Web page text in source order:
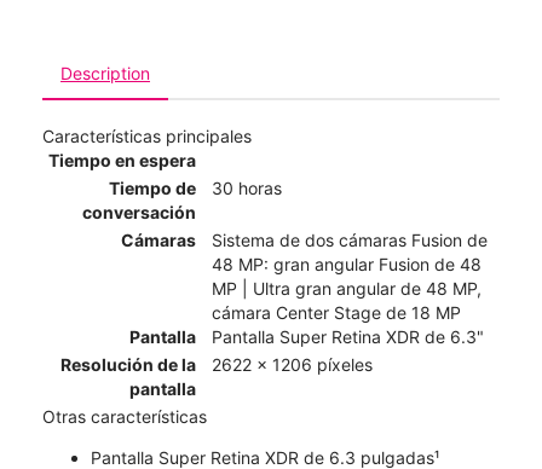
Description
Características principales
Tiempo en espera
Tiempo de
conversación
30 horas
Cámaras
Sistema de dos cámaras Fusion de
48 MP: gran angular Fusion de 48
MP | Ultra gran angular de 48 MP,
cámara Center Stage de 18 MP
Pantalla
Pantalla Super Retina XDR de 6.3"
Resolución de la
pantalla
2622 x 1206 píxeles
Otras características
Pantalla Super Retina XDR de 6.3 pulgadas¹